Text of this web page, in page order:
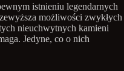
istnieniu legendarnych
możliwości zwykłych
nieuchwytnych kamieni
Jedyne, co o nich